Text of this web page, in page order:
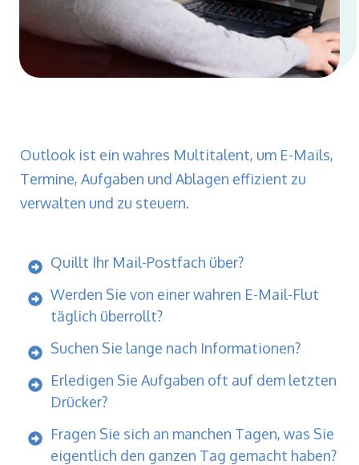
Outlook ist ein wahres Multitalent, um E-Mails,
Termine, Aufgaben und Ablagen effizient zu
verwalten und zu steuern.
Quillt Ihr Mail-Postfach über?
Werden Sie von einer wahren E-Mail-Flut
täglich überrollt?
Suchen Sie lange nach Informationen?
Erledigen Sie Aufgaben oft auf dem letzten
Drücker?
Fragen Sie sich an manchen Tagen, was Sie
eigentlich den ganzen Tag gemacht haben?